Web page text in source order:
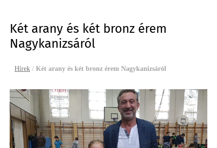
Két arany és két bronz érem
Nagykanizsáról
Hírek / Két arany és két bronz érem Nagykanizsáról